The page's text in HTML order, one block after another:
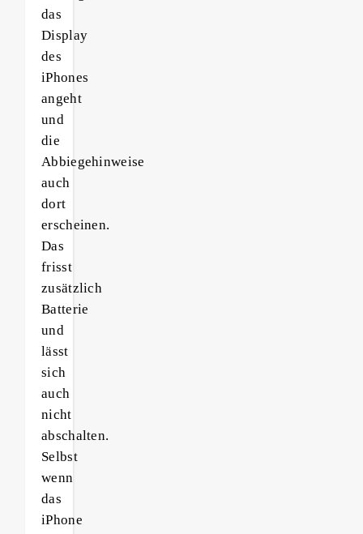
das
Display
des
iPhones
angeht
und
die
Abbiegehinweise
auch
dort
erscheinen.
Das
frisst
zusätzlich
Batterie
und
lässt
sich
auch
nicht
abschalten.
Selbst
wenn
das
iPhone